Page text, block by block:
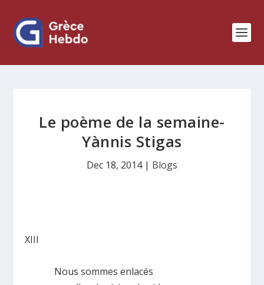
Le poème de la semaine-
Yànnis Stigas
Dec 18, 2014| Blogs
XIII
Nous sommes enlacés